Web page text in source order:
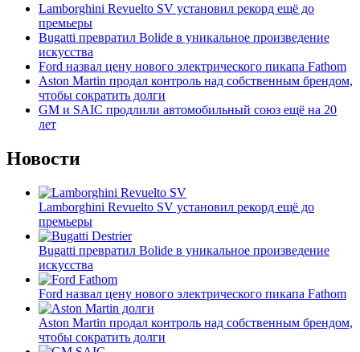
Lamborghini Revuelto SV установил рекорд ещё до
премьеры
Bugatti превратил Bolide в уникальное произведение
искусства
Ford назвал цену нового электрического пикапа Fathom
Aston Martin продал контроль над собственным брендом,
чтобы сократить долги
GM и SAIC продлили автомобильный союз ещё на 20
лет
Новости
Lamborghini Revuelto SV установил рекорд ещё до
премьеры
Bugatti превратил Bolide в уникальное произведение
искусства
Ford назвал цену нового электрического пикапа Fathom
Aston Martin продал контроль над собственным брендом,
чтобы сократить долги